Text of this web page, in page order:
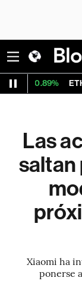
ETH/USD
Las
saltan
Xiaomi ha
ponerse